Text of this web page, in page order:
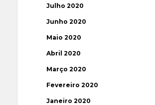
Julho 2020
Junho 2020
Maio 2020
Abril 2020
Março 2020
Fevereiro 2020
Janeiro 2020